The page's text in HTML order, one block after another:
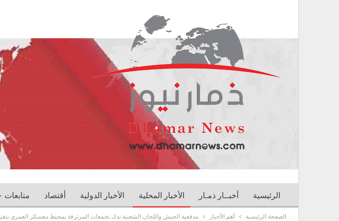
الرئيسية أخبــار ذمـار الأخبار المحلية الأخبار الدولية أقتصاد متابعات
الصفحة الرئيسية أهم الأخبار مدفعية الجيش واللجان الشعبية تدك تجمعات المرتزقة بمحيط معسكر العمري بتعز